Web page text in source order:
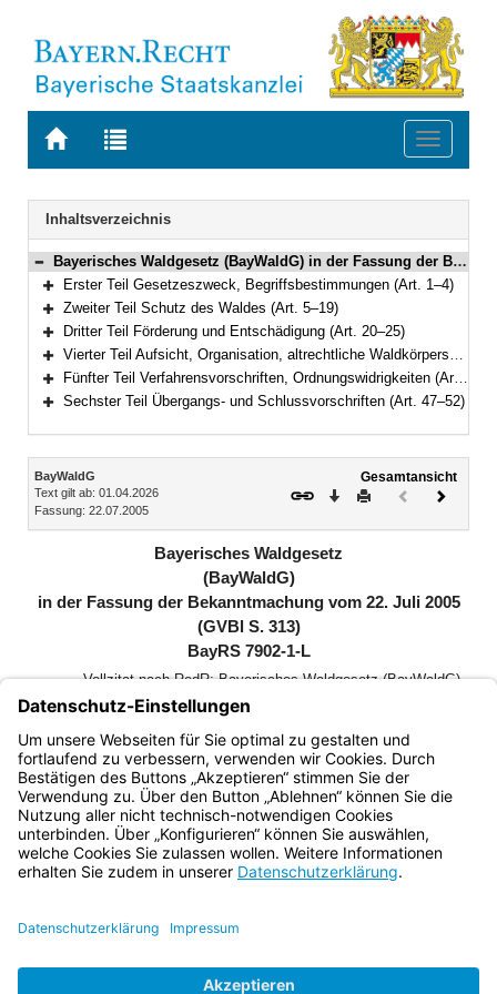
Zur
BAYERN.RECHT
Zur
letzten
Suche
Toggle
Navigation
Inhaltsverzeichnis
Bereich reduzieren
Bayerisches Waldgesetz (BayWaldG) in der Fassung der Bekanntmachung vom 22. Juli 2005 (GVBl S. 313) BayRS 7902-1-L (Art. 1–52)
Bereich erweitern
Erster Teil Gesetzeszweck, Begriffsbestimmungen (Art. 1–4)
Bereich erweitern
Zweiter Teil Schutz des Waldes (Art. 5–19)
Bereich erweitern
Dritter Teil Förderung und Entschädigung (Art. 20–25)
Bereich erweitern
Vierter Teil Aufsicht, Organisation, altrechtliche Waldkörperschaften, Forstschutz (Art. 26–36)
Bereich erweitern
Fünfter Teil Verfahrensvorschriften, Ordnungswidrigkeiten (Art. 37–46)
Sechster Teil Übergangs- und Schlussvorschriften (Art. 47–52)
Inhalt
BayWaldG
Text gilt ab: 01.04.2026
Fassung: 22.07.2005
Gesamtansicht
Download
DruckenVorheriges
(inaktiv)
Bayerisches Waldgesetz
(BayWaldG)
in der Fassung der Bekanntmachung vom 22. Juli 2005
(GVBl S. 313)
BayRS 7902-1-L
Vollzitat nach RedR: Bayerisches Waldgesetz (BayWaldG)
in der Fassung der Bekanntmachung vom 22. Juli 2005
(GVBl. S. 313, BayRS 7902-1-L), das zuletzt durch § 35
des Gesetzes vom 26. März 2026 (GVBl. S. 75) geändert
worden ist
Bayern.de
BayernPortal
Impressum